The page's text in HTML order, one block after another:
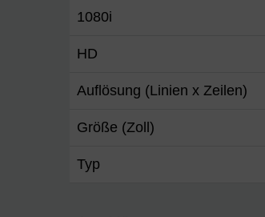
1080i
HD
Auflösung (Linien x Zeilen)
Größe (Zoll)
Typ